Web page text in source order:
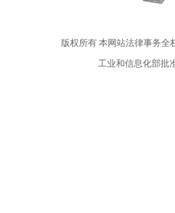
版权所有本网站法律事务全
工业和信息化部批